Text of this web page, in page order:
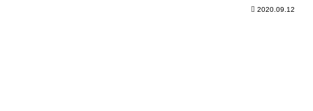
2020.09.12